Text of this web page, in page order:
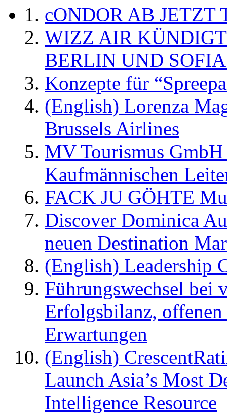
cONDOR AB
WIZZ AIR
BERLIN UND
Konzepte für
(English) Lorenza
Brussels Airlines
MV Tourismus
Kaufmännischen
FACK JU GÖHTE
Discover Dominica
neuen Destination
(English) Leadership
Führungswechsel bei
Erfolgsbilanz,
Erwartungen
(English)
Launch Asia’s Most
Intelligence Resource